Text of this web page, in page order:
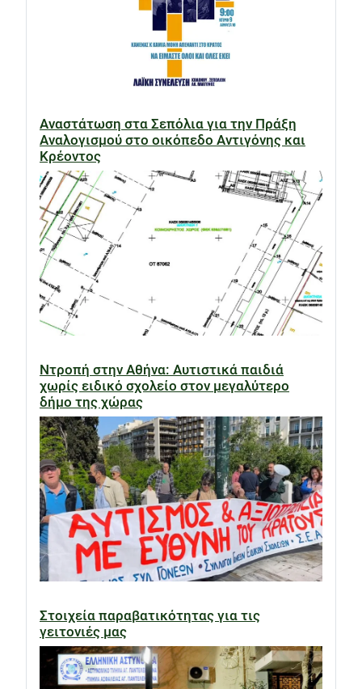
Αναστάτωση στα Σεπόλια για την Πράξη
Αναλογισμού στο οικόπεδο Αντιγόνης και
Κρέοντος
Ντροπή στην Αθήνα: Αυτιστικά παιδιά
χωρίς ειδικό σχολείο στον μεγαλύτερο
δήμο της χώρας
Στοιχεία παραβατικότητας για τις
γειτονιές μας